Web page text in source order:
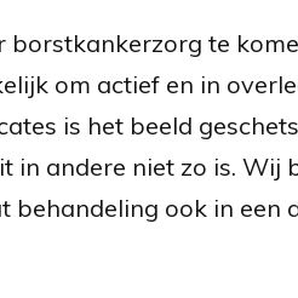
te
om actief en in
is het beeld
in andere niet zo is. Wij
behandeling ook in een